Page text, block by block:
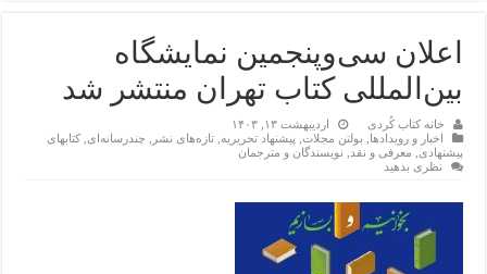
اعلان سی‌وپنجمین نمایشگاه
بین‌المللی کتاب تهران منتشر شد
خانه کتاب کُردی
اردیبهشت ۱۳, ۱۴۰۳
اخبار و رویدادها
بولتن مجلات پیشنهاد تحریریه ,تازەهای نشر چندرسانه‌ای ,کتابهای
پیشنهادی
معرفی و نقد
نویسندگان و مترجمان
نظری بدهید